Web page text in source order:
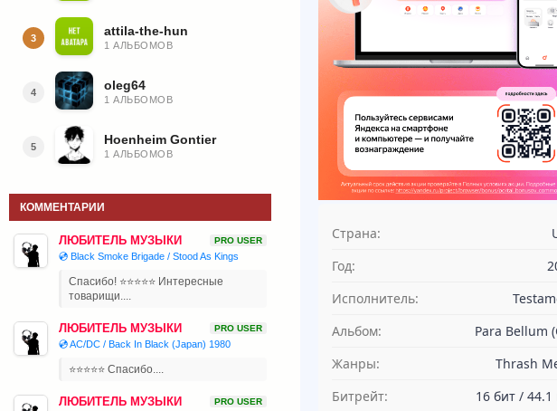
Страна:
Год:
Исполнитель:
Альбом:
Para Bellum
Жанры:
Thrash
Битрейт:
16 бит / 44.1
3 attila-the-hun
1 АЛЬБОМОВ
4 oleg64
1 АЛЬБОМОВ
5 Hoenheim Gontier
1 АЛЬБОМОВ
КОММЕНТАРИИ
ЛЮБИТЕЛЬ МУЗЫКИ PRO USER
💿 Black Smoke Brigade / Stood As Kings
Спасибо! ⭐⭐⭐⭐⭐ Интересные
товарищи....
ЛЮБИТЕЛЬ МУЗЫКИ PRO USER
💿 AC/DC / Back In Black (Japan) 1980
⭐⭐⭐⭐⭐ Спасибо....
ЛЮБИТЕЛЬ МУЗЫКИ PRO USER